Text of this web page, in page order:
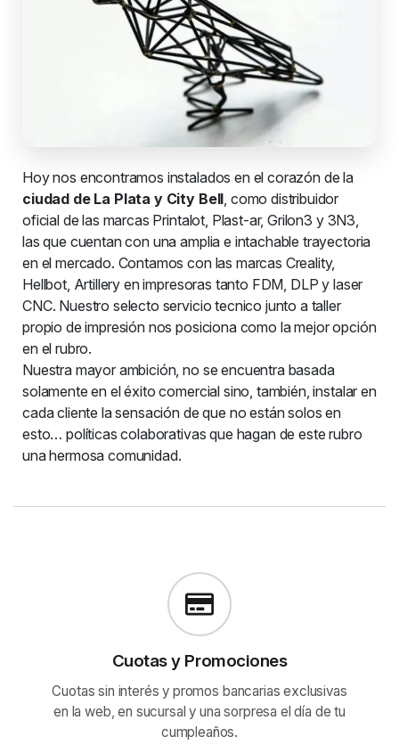
Hoy nos encontramos instalados en el corazón de la
ciudad de La Plata y City Bell , como distribuidor
oficial de las marcas Printalot, Plast-ar, Grilon3 y 3N3,
las que cuentan con una amplia e intachable trayectoria
en el mercado. Contamos con las marcas Creality,
Hellbot, Artillery en impresoras tanto FDM, DLP y laser
CNC. Nuestro selecto servicio tecnico junto a taller
propio de impresión nos posiciona como la mejor opción
en el rubro.
Nuestra mayor ambición, no se encuentra basada
solamente en el éxito comercial sino, también, instalar en
cada cliente la sensación de que no están solos en
esto… políticas colaborativas que hagan de este rubro
una hermosa comunidad.
Cuotas y Promociones
Cuotas sin interés y promos bancarias exclusivas
en la web, en sucursal y una sorpresa el día de tu
cumpleaños.